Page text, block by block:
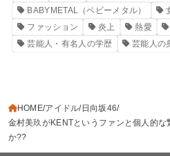
BABYMETAL（ベビーメタル）
ファッション
炎上 熱愛
芸能人・有名人の学歴
芸能人の
HOME アイドル 日向坂46
金村美玖がKENTというファンと個人的な
か??